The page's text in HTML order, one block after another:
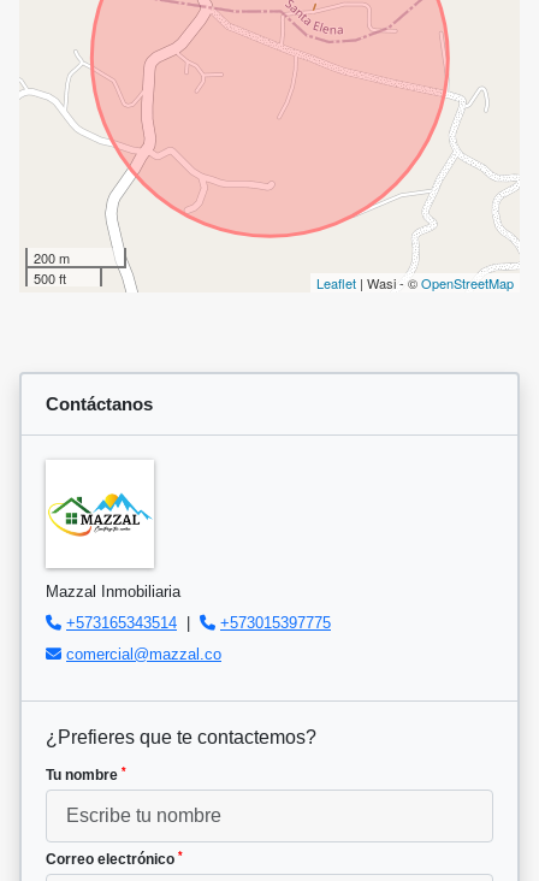
200 m
500 ft
Leaflet | Wasi - ©OpenStreetMap
Contáctanos
Mazzal Inmobiliaria
+573165343514
+573015397775
comercial@mazzal.co
¿Prefieres que te contactemos?
Tu nombre *
Correo electrónico *